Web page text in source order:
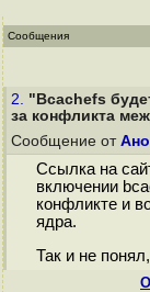
Сообщения
2. "Bcachefs
за конфликта
Сообщение от
Ссылка на
включении
конфликте и
ядра.
Так и не